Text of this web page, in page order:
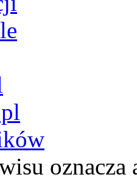
oznacza